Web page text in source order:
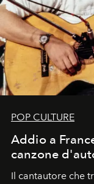
POP CULTURE
Addio a
canzone
Il cantautore che